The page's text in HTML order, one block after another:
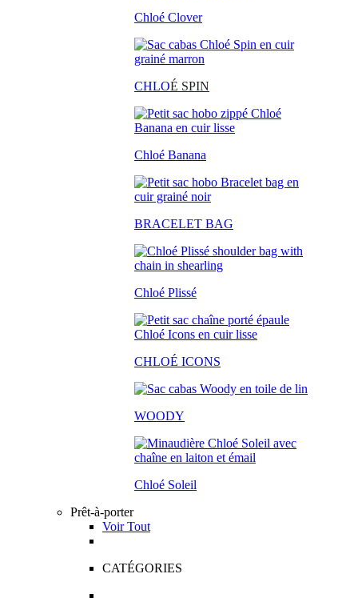
Chloé Clover
CHLOÉ SPIN
Chloé Banana
BRACELET BAG
Chloé Plissé
CHLOÉ ICONS
WOODY
Chloé Soleil
Prêt-à-porter
Voir Tout
CATÉGORIES